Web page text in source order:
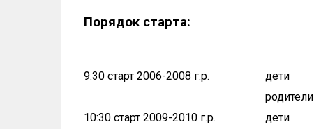
Порядок старта:
9:30 старт 2006-2008 г.р. дети
родители
10:30 старт 2009-2010 г.р.
дети